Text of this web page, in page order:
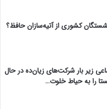
کشوری از آتیه‌سازان حافظ؟
زیر بار شرکت‌های زیان‌ده در حال
را به حیاط خلوت…